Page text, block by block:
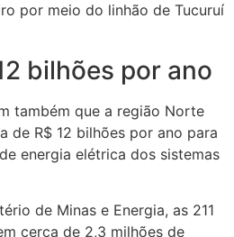
por meio do linhão de Tucuruí
bilhões por ano
também que a região Norte
de R$ 12 bilhões por ano para
energia elétrica dos sistemas
de Minas e Energia, as 211
cerca de 2,3 milhões de